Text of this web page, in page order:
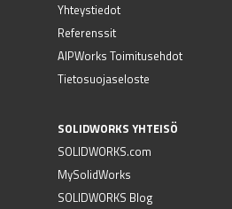
Yhteystiedot
Referenssit
AIPWorks Toimitusehdot
Tietosuojaseloste
SOLIDWORKS YHTEISÖ
SOLIDWORKS.com
MySolidWorks
SOLIDWORKS Blog